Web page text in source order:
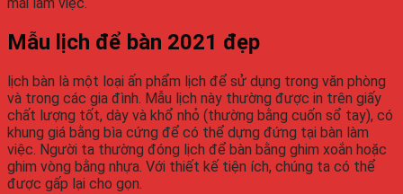
mái làm việc.
Mẫu lịch để bàn 2021 đẹp
lịch bàn là một loại ấn phẩm lịch để sử dụng trong văn phòng
và trong các gia đình. Mẫu lịch này thường được in trên giấy
chất lượng tốt, dày và khổ nhỏ (thường bằng cuốn sổ tay), có
khung giá bằng bìa cứng để có thể dựng đứng tại bàn làm
việc. Người ta thường đóng lịch để bàn bằng ghim xoắn hoặc
ghim vòng bằng nhựa. Với thiết kế tiện ích, chúng ta có thể
được gấp lại cho gọn.